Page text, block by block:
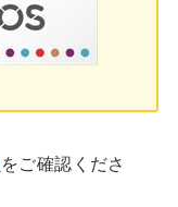
をご確認くださ